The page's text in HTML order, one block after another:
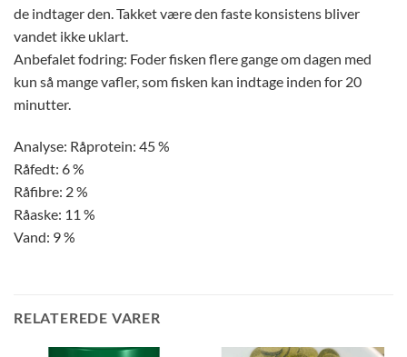
de indtager den. Takket være den faste konsistens bliver
vandet ikke uklart.
Anbefalet fodring: Foder fisken flere gange om dagen med
kun så mange vafler, som fisken kan indtage inden for 20
minutter.
Analyse: Råprotein: 45 %
Råfedt: 6 %
Råfibre: 2 %
Råaske: 11 %
Vand: 9 %
RELATEREDE VARER